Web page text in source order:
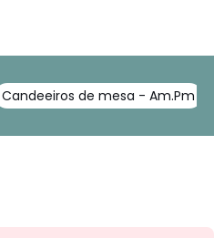
Candeeiros de mesa - Am.Pm